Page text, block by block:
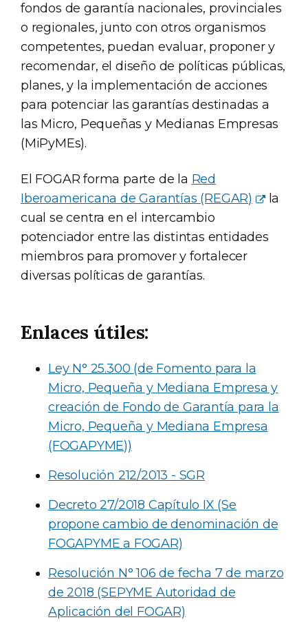
fondos de garantía nacionales, provinciales
o regionales, junto con otros organismos
competentes, puedan evaluar, proponer y
recomendar, el diseño de políticas públicas,
planes, y la implementación de acciones
para potenciar las garantías destinadas a
las Micro, Pequeñas y Medianas Empresas
(MiPyMEs).
El FOGAR forma parte de la Red
Iberoamericana de Garantías (REGAR)
la
cual se centra en el intercambio
potenciador entre las distintas entidades
miembros para promover y fortalecer
diversas políticas de garantías.
Enlaces útiles:
Ley N° 25.300 (de Fomento para la
Micro, Pequeña y Mediana Empresa y
creación de Fondo de Garantía para la
Micro, Pequeña y Mediana Empresa
(FOGAPYME))
Resolución 212/2013 - SGR
Decreto 27/2018 Capítulo IX (Se
propone cambio de denominación de
FOGAPYME a FOGAR)
Resolución N° 106 de fecha 7 de marzo
de 2018 (SEPYME Autoridad de
Aplicación del FOGAR)